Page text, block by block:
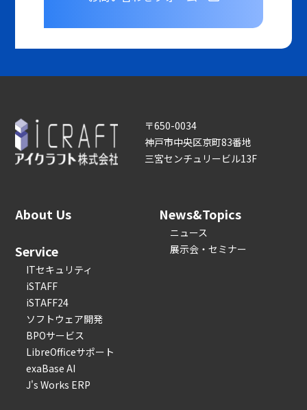
〒650-0034
神戸市中央区京町83番地
三宮センチュリービル13F
About Us
Service
ITセキュリティ
iSTAFF
iSTAFF24
ソフトウェア開発
BPOサービス
LibreOfficeサポート
exaBase AI
J's Works ERP
News&Topics
ニュース
展示会・セミナー